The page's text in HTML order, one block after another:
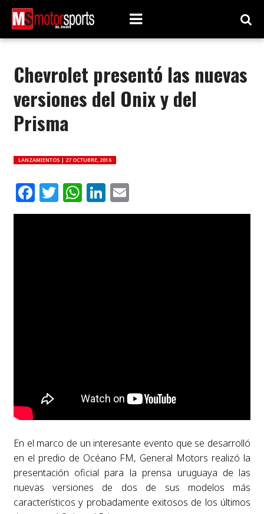
Chevrolet presentó las nuevas
versiones del Onix y del
Prisma
LANZAMIENTOS | 27 OCTUBRE, 2016
Facebook
Twitter
WhatsApp
LinkedIn
Email
En el marco de un interesante evento que se desarrolló
en el predio de Océano FM, General Motors realizó la
presentación oficial para la prensa uruguaya de las
nuevas versiones de dos de sus modelos más
característicos y probadamente exitosos de los últimos